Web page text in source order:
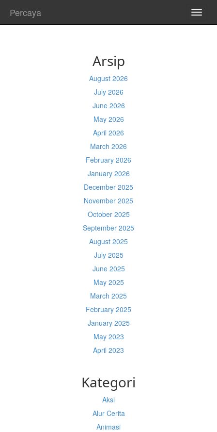
Percaya
Arsip
August 2026
July 2026
June 2026
May 2026
April 2026
March 2026
February 2026
January 2026
December 2025
November 2025
October 2025
September 2025
August 2025
July 2025
June 2025
May 2025
March 2025
February 2025
January 2025
May 2023
April 2023
Kategori
Aksi
Alur Cerita
Animasi